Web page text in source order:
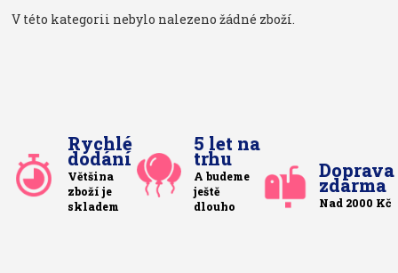
V této kategorii nebylo nalezeno žádné zboží.
Rychlé
dodání
Většina
zboží je
skladem
5 let na
trhu
A budeme
ještě
dlouho
Doprava
zdarma
Nad 2000 Kč